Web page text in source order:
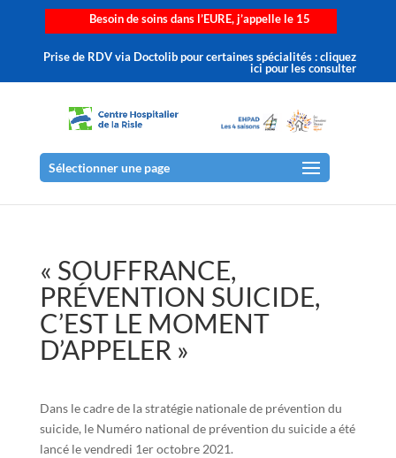
Besoin de soins dans l’EURE, j’appelle le 15
Prise de RDV via Doctolib pour certaines spécialités : cliquez
ici pour les consulter
Sélectionner une page
« SOUFFRANCE,
PRÉVENTION SUICIDE,
C’EST LE MOMENT
D’APPELER »
Dans le cadre de la stratégie nationale de prévention du
suicide, le Numéro national de prévention du suicide a été
lancé le vendredi 1er octobre 2021.